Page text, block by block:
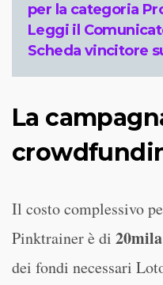
per la categoria
Leggi il
Scheda vincitore
La
Il costo complessivo
Pinktrainer è di
dei fondi necessari